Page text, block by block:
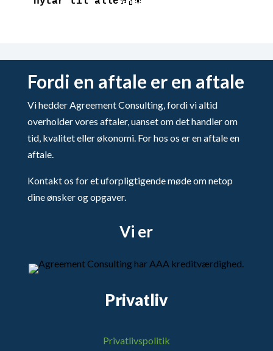
Fordi en aftale er en aftale
Vi hedder Agreement Consulting, fordi vi altid
overholder vores aftaler, uanset om det handler om
tid, kvalitet eller økonomi. For hos os er en aftale en
aftale.
Kontakt os for et uforpligtigende møde om netop
dine ønsker og opgaver.
Vi er
Privatliv
Privatlivspolitik